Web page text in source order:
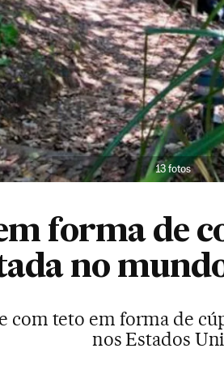
13 fotos
forma de
no
com teto em forma de
nos Estados